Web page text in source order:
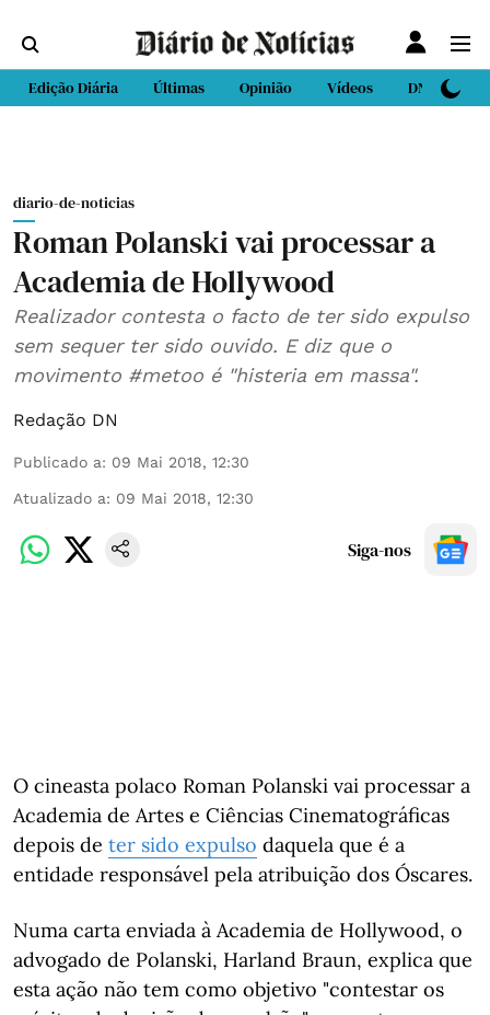
Edição Diária Últimas Opinião Vídeos DN Sport
diario-de-noticias
Roman Polanski vai processar a
Academia de Hollywood
Realizador contesta o facto de ter sido expulso
sem sequer ter sido ouvido. E diz que o
movimento #metoo é "histeria em massa".
Redação DN
Publicado a: 09 Mai 2018, 12:30
Atualizado a: 09 Mai 2018, 12:30
Siga-nos
O cineasta polaco Roman Polanski vai processar a
Academia de Artes e Ciências Cinematográficas
depois de ter sido expulso daquela que é a
entidade responsável pela atribuição dos Óscares.
Numa carta enviada à Academia de Hollywood, o
advogado de Polanski, Harland Braun, explica que
esta ação não tem como objetivo "contestar os